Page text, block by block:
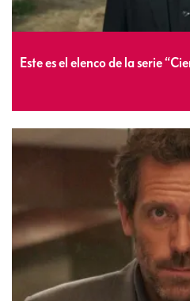
Este es el elenco de la serie